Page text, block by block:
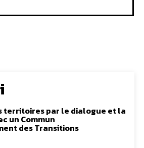
territoires par le dialogue et la
un Commun
des Transitions